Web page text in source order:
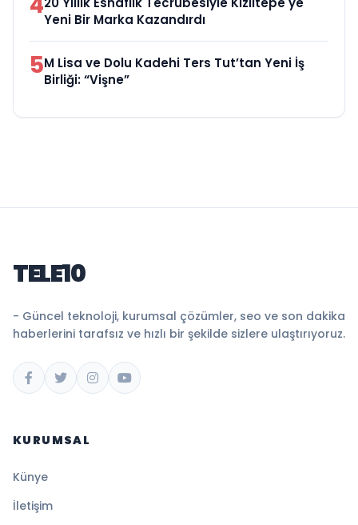
Yeni Bir Marka Kazandırdı
5M Lisa ve Dolu Kadehi Ters Tut’tan Yeni İş
Birliği: “Vişne”
TELE10
- Güncel teknoloji, kurumsal çözümler, seo ve son dakika
haberlerini tarafsız ve hızlı bir şekilde sizlere ulaştırıyoruz.
KURUMSAL
Künye
İletişim